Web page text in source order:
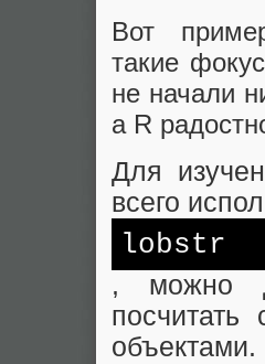
Вот
такие
не начали
а R
Для
всего
lobstr
, можно
посчитать
объектами.